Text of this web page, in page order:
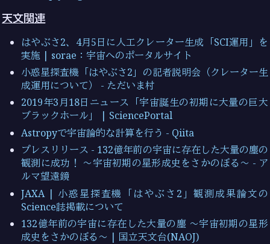
天文関連
はやぶさ2、4月5日に人工クレーター生成「SCI運用」を
実施 | sorae：宇宙へのポータルサイト
小惑星探査機「はやぶさ2」の記者説明会（クレーター生
成運用について） - ただいま村
2019年3月18日ニュース「宇宙誕生の初期に大量の巨大
ブラックホール」 | SciencePortal
Astropyで宇宙論的な計算を行う - Qiita
プレスリリース - 132億年前の宇宙に存在した大量の塵の
観測に成功！ ～宇宙初期の星形成史をさかのぼる～ - ア
ルマ望遠鏡
JAXA | 小惑星探査機「はやぶさ2」観測成果論文の
Science誌掲載について
132億年前の宇宙に存在した大量の塵 ～宇宙初期の星形
成史をさかのぼる～ | 国立天文台(NAOJ)